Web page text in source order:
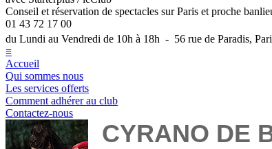
Conseil et réservation de spectacles sur Paris et proche
01 43 72 17 00
du Lundi au Vendredi de 10h à 18h - 56 rue de Paradis,
≡
Accueil
Qui sommes nous
Les services offerts
Comment adhérer au club
Contactez-nous
CYRANO DE